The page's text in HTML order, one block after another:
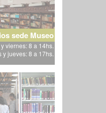
sede Museo
viernes: 8 a 14hs.
y jueves: 8 a 17hs.